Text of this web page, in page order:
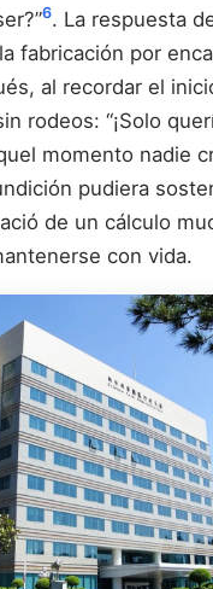
6. La respuesta
fabricación por
al recordar el
rodeos: “¡Solo
momento nadie
pudiera
de un cálculo
con vida.